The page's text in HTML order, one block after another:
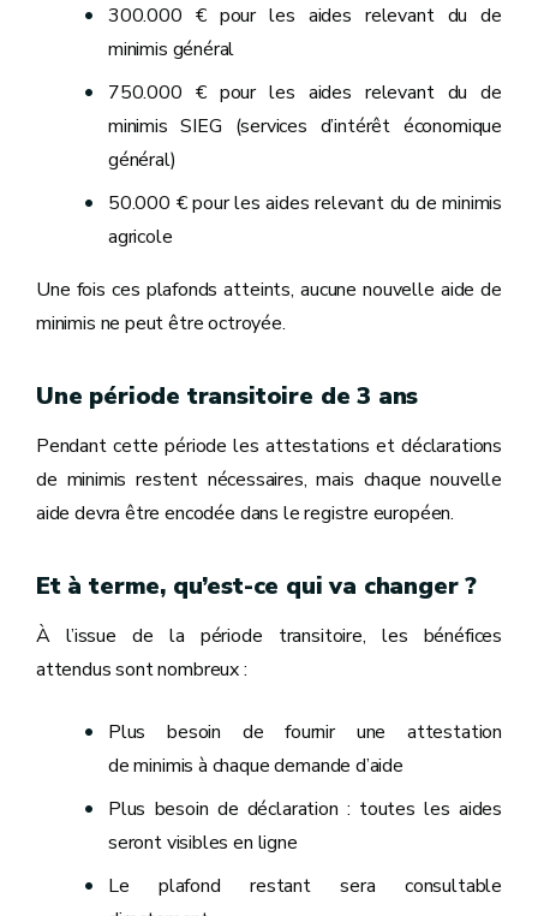
300.000 € pour les aides relevant du de
minimis général
750.000 € pour les aides relevant du de
minimis SIEG (services d’intérêt économique
général)
50.000 € pour les aides relevant du de minimis
agricole
Une fois ces plafonds atteints, aucune nouvelle aide de
minimis ne peut être octroyée.
Une période transitoire de 3 ans
Pendant cette période les attestations et déclarations
de minimis restent nécessaires, mais chaque nouvelle
aide devra être encodée dans le registre européen.
Et à terme, qu’est-ce qui va changer ?
À l’issue de la période transitoire, les bénéfices
attendus sont nombreux :
Plus besoin de fournir une attestation
de minimis à chaque demande d’aide
Plus besoin de déclaration : toutes les aides
seront visibles en ligne
Le plafond restant sera consultable